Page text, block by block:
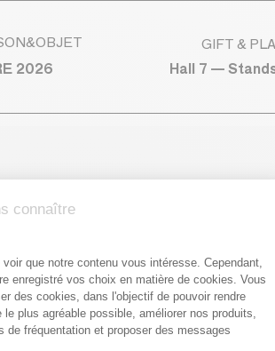
2026
GIFT &
Hall 7 —
connaître
Gestion du
que notre contenu vous intéresse. Cependant,
enregistré vos choix en matière de cookies. Vous
des cookies, dans l'objectif de pouvoir rendre
plus agréable possible, améliorer nos produits,
de fréquentation et proposer des messages
Axeptio consent